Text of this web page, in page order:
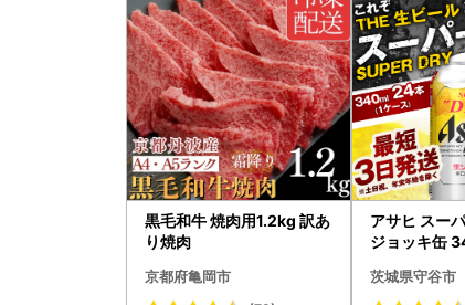
黒毛和牛 焼肉用1.2kg 訳あ
り焼肉
京都府亀岡市
アサヒ スー
ジョッキ缶
ビール お酒
茨城県守谷市